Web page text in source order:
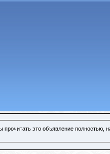
это объявление полностью,